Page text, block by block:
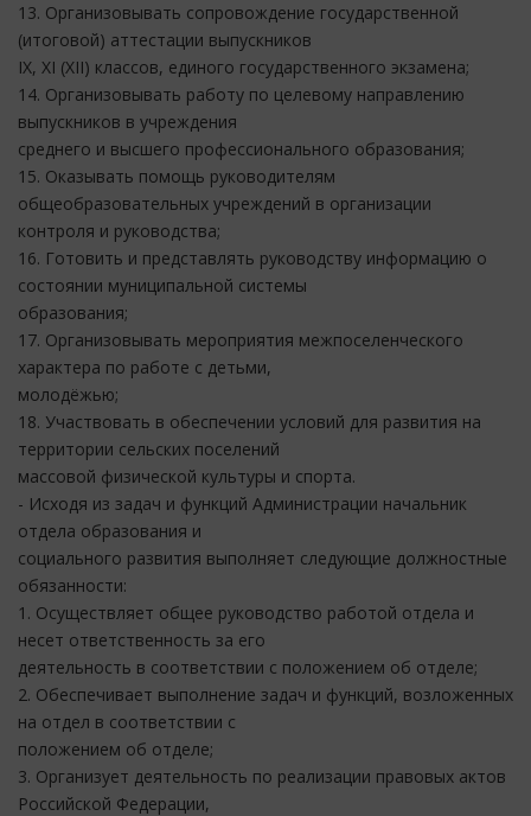
13. Организовывать сопровождение государственной
(итоговой) аттестации выпускников
IX, XI (XII) классов, единого государственного экзамена;
14. Организовывать работу по целевому направлению
выпускников в учреждения
среднего и высшего профессионального образования;
15. Оказывать помощь руководителям
общеобразовательных учреждений в организации
контроля и руководства;
16. Готовить и представлять руководству информацию о
состоянии муниципальной системы
образования;
17. Организовывать мероприятия межпоселенческого
характера по работе с детьми,
молодёжью;
18. Участвовать в обеспечении условий для развития на
территории сельских поселений
массовой физической культуры и спорта.
- Исходя из задач и функций Администрации начальник
отдела образования и
социального развития выполняет следующие должностные
обязанности:
1. Осуществляет общее руководство работой отдела и
несет ответственность за его
деятельность в соответствии с положением об отделе;
2. Обеспечивает выполнение задач и функций, возложенных
на отдел в соответствии с
положением об отделе;
3. Организует деятельность по реализации правовых актов
Российской Федерации,